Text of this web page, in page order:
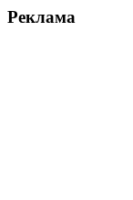
Реклама